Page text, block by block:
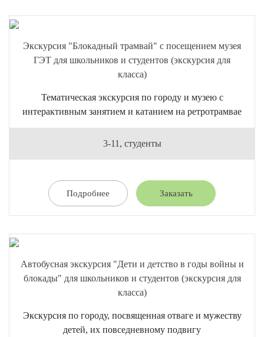
Экскурсия "Блокадный трамвай" с посещением музея
ГЭТ для школьников и студентов (экскурсия для
класса)
Тематическая экскурсия по городу и музею с
интерактивным занятием и катанием на ретротрамвае
3-11, студенты
Подробнее Заказать
Автобусная экскурсия "Дети и детство в годы войны и
блокады" для школьников и студентов (экскурсия для
класса)
Экскурсия по городу, посвященная отваге и мужеству
детей, их повседневному подвигу